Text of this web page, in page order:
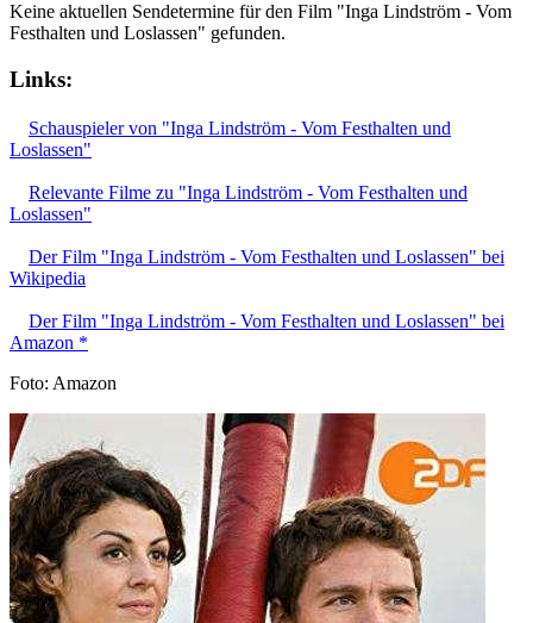
Keine aktuellen Sendetermine für den Film "Inga Lindström - Vom
Festhalten und Loslassen" gefunden.
Links:
Schauspieler von "Inga Lindström - Vom Festhalten und
Loslassen"
Relevante Filme zu "Inga Lindström - Vom Festhalten und
Loslassen"
Der Film "Inga Lindström - Vom Festhalten und Loslassen" bei
Wikipedia
Der Film "Inga Lindström - Vom Festhalten und Loslassen" bei
Amazon *
Foto: Amazon